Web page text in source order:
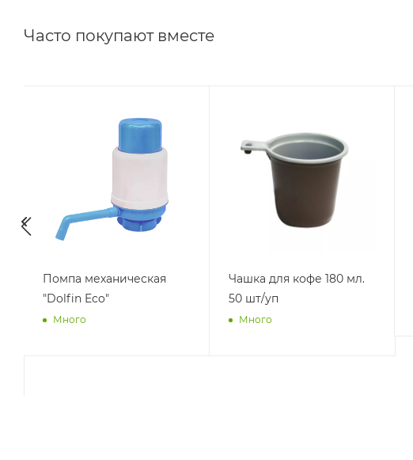
Часто покупают вместе
Помпа механическая
"Dolfin Eco"
Много
Чашка для кофе 180 мл.
50 шт/уп
Много